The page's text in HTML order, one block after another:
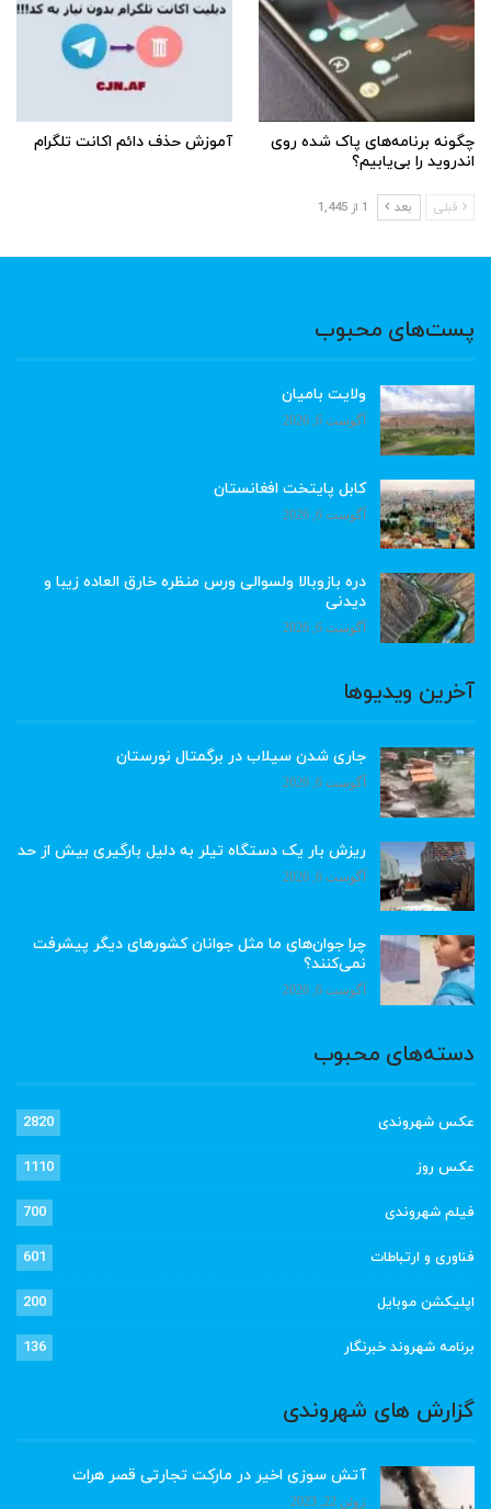
چگونه برنامه‌های پاک شده روی
اندروید را بی‌یابیم؟
آموزش حذف دائم اکانت تلگرام
قبلی بعد 1 از 1,445
پست‌های محبوب
ولایت بامیان
آگوست 6, 2026
کابل پایتخت افغانستان
آگوست 6, 2026
دره بازوبالا ولسوالی ورس منظره خارق العاده زیبا و
دیدنی
آگوست 6, 2026
آخرین ویدیوها
جاری شدن سیلاب در برگمتال نورستان
آگوست 6, 2026
ریزش بار یک دستگاه تیلر به دلیل بارگیری بیش از حد
آگوست 6, 2026
چرا جوان‌های ما مثل جوانان کشورهای دیگر پیشرفت
نمی‌کنند؟
آگوست 6, 2026
دسته‌های محبوب
عکس شهروندی 2820
عکس روز 1110
فیلم شهروندی 700
فناوری و ارتباطات 601
اپلیکشن موبایل 200
برنامه شهروند خبرنگار 136
گزارش های شهروندی
آتش سوزی اخیر در مارکت تجارتی قصر هرات
ژوئن 22, 2023